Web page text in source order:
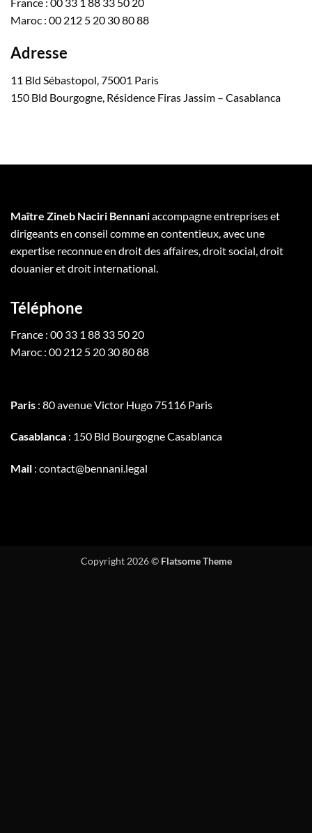
Maroc : 00 212 5 20 30 80 88
Adresse
11 Bld Sébastopol, 75001 Paris
150 Bld Bourgogne, Résidence Firas Jassim – Casablanca
Maître Zineb Naciri Bennaniaccompagne entreprises et
dirigeants en conseil comme en contentieux, avec une
expertise reconnue en droit des affaires, droit social, droit
douanier et droit international.
Téléphone
France : 00 33 1 88 33 50 20
Maroc : 00 212 5 20 30 80 88
Paris : 80 avenue Victor Hugo 75116 Paris
Casablanca : 150 Bld Bourgogne Casablanca
Mail : contact@bennani.legal
Copyright 2026 © Flatsome Theme